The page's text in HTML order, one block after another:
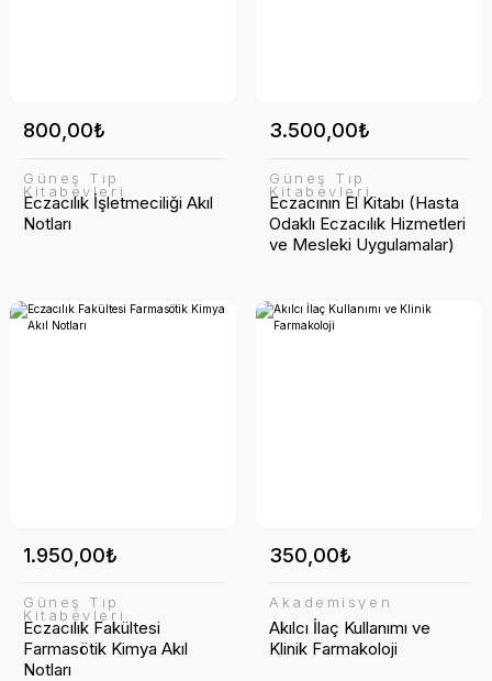
800,00₺
Güneş Tıp
Kitabevleri
Eczacılık İşletmeciliği Akıl
Notları
3.500,00₺
Güneş Tıp
Kitabevleri
Eczacının El Kitabı (Hasta
Odaklı Eczacılık Hizmetleri
ve Mesleki Uygulamalar)
1.950,00₺
Güneş Tıp
Kitabevleri
Eczacılık Fakültesi
Farmasötik Kimya Akıl
Notları
350,00₺
Akademisyen
Akılcı İlaç Kullanımı ve
Klinik Farmakoloji